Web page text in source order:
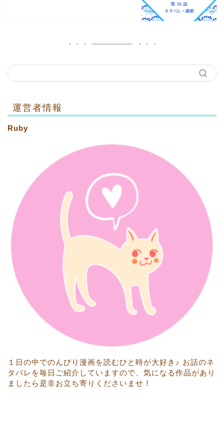
運営者情報
Ruby
１日の中でのんびり漫画を読むひと時が大好き♪ お話のネ
タバレを毎日ご紹介していますので、気になる作品があり
ましたら是非お立ち寄りくださいませ！